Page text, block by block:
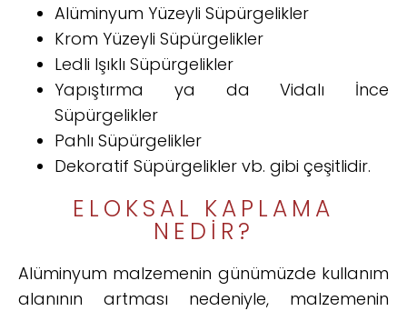
Alüminyum Yüzeyli Süpürgelikler
Krom Yüzeyli Süpürgelikler
Ledli Işıklı Süpürgelikler
Yapıştırma ya da Vidalı İnce
Süpürgelikler
Pahlı Süpürgelikler
Dekoratif Süpürgelikler vb. gibi çeşitlidir.
ELOKSAL KAPLAMA
NEDIR?
Alüminyum malzemenin günümüzde kullanım
alanının artması nedeniyle, malzemenin